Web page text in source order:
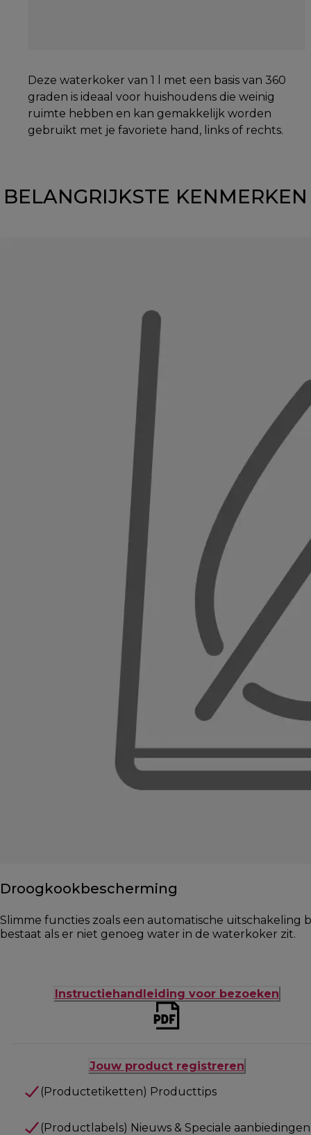
Deze waterkoker van 1 l met een basis van 360
graden is ideaal voor huishoudens die weinig
ruimte hebben en kan gemakkelijk worden
gebruikt met je favoriete hand, links of rechts.
BELANGRIJKSTE KENMERKEN
Droogkookbescherming
Slimme functies zoals een automatische
bestaat als er niet genoeg water in de waterkoker zit.
Instructiehandleiding voor bezoeken
Jouw product registreren
(Productetiketten) Producttips
(Productlabels) Nieuws & Speciale aanbiedingen